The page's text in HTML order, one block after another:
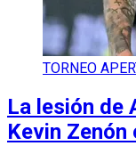
TORNEO
La lesión de
Kevin Zenón